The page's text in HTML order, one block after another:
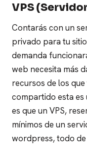
VPS
Contarás con un
privado para tu
demanda
web necesita más
recursos de los
compartido esta es
es que un VPS,
mínimos de un
wordpress, todo